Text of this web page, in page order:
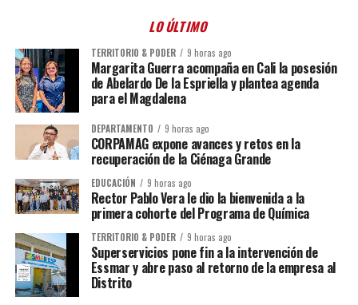
LO ÚLTIMO
TERRITORIO & PODER 9 horas ago
Margarita Guerra acompaña en Cali la posesión
de Abelardo De la Espriella y plantea agenda
para el Magdalena
DEPARTAMENTO 9 horas ago
CORPAMAG expone avances y retos en la
recuperación de la Ciénaga Grande
EDUCACIÓN 9 horas ago
Rector Pablo Vera le dio la bienvenida a la
primera cohorte del Programa de Química
TERRITORIO & PODER 9 horas ago
Superservicios pone fin a la intervención de
Essmar y abre paso al retorno de la empresa al
Distrito